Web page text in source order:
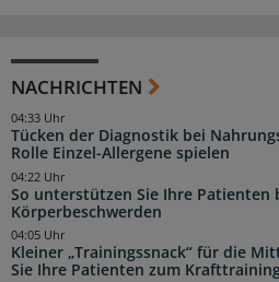
NACHRICHTEN
Tücken der Diagnostik bei
Rolle Einzel-Allergene spielen
04:33 Uhr
So unterstützen Sie Ihre Patienten
Körperbeschwerden
04:22 Uhr
Kleiner „Trainingssnack“ für die
Sie Ihre Patienten zum
04:05 Uhr